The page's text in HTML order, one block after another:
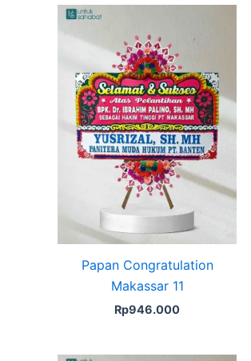
Papan Congratulation
Makassar 11
Rp946.000